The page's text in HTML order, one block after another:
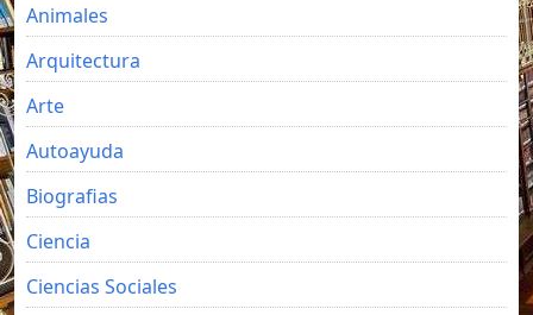
Animales
Arquitectura
Arte
Autoayuda
Biografias
Ciencia
Ciencias Sociales